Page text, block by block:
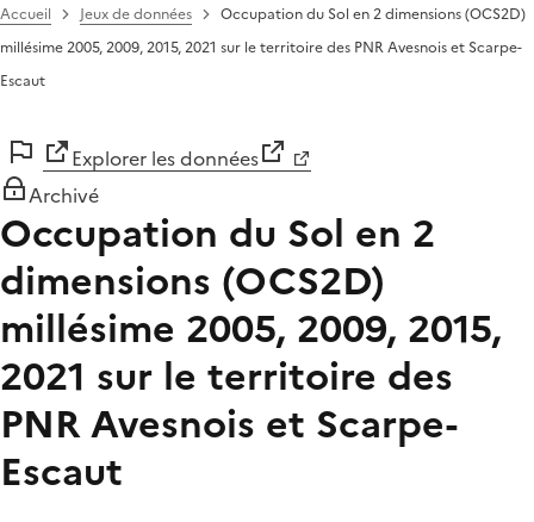
Accueil Jeux de données
Occupation du Sol en 2 dimensions (OCS2D)
millésime 2005, 2009, 2015, 2021 sur le territoire des PNR Avesnois et Scarpe-
Escaut
Explorer les données
Archivé
Occupation du Sol en 2
dimensions (OCS2D)
millésime 2005, 2009, 2015,
2021 sur le territoire des
PNR Avesnois et Scarpe-
Escaut